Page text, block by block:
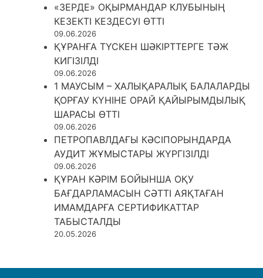
«ЗЕРДЕ» ОҚЫРМАНДАР КЛУБЫНЫҢ
КЕЗЕКТІ КЕЗДЕСУІ ӨТТІ
09.06.2026
ҚҰРАНҒА ТҮСКЕН ШӘКІРТТЕРГЕ ТӘЖ
КИГІЗІЛДІ
09.06.2026
1 МАУСЫМ – ХАЛЫҚАРАЛЫҚ БАЛАЛАРДЫ
ҚОРҒАУ КҮНІНЕ ОРАЙ ҚАЙЫРЫМДЫЛЫҚ
ШАРАСЫ ӨТТІ
09.06.2026
ПЕТРОПАВЛДАҒЫ КӘСІПОРЫНДАРДА
АУДИТ ЖҰМЫСТАРЫ ЖҮРГІЗІЛДІ
09.06.2026
ҚҰРАН КӘРІМ БОЙЫНША ОҚУ
БАҒДАРЛАМАСЫН СӘТТІ АЯҚТАҒАН
ИМАМДАРҒА СЕРТИФИКАТТАР
ТАБЫСТАЛДЫ
20.05.2026